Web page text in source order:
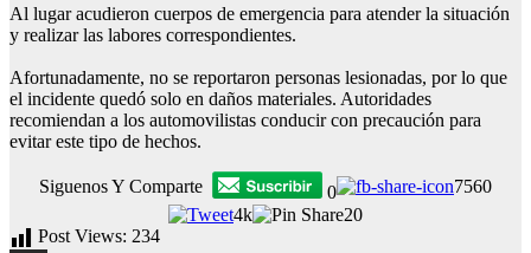
Al lugar acudieron cuerpos de emergencia para atender la situación
y realizar las labores correspondientes.
Afortunadamente, no se reportaron personas lesionadas, por lo que
el incidente quedó solo en daños materiales. Autoridades
recomiendan a los automovilistas conducir con precaución para
evitar este tipo de hechos.
Siguenos Y Comparte 0
7560
4k
20
Post Views: 234